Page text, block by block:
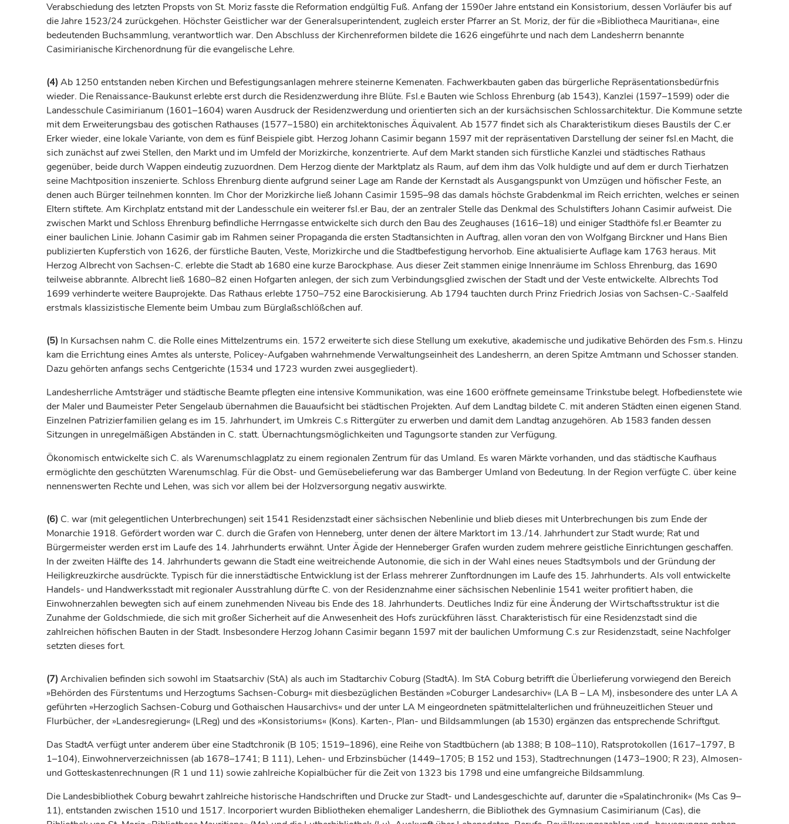
Verabschiedung des letzten Propsts von St. Moriz fasste die Reformation endgültig Fuß. Anfang der 1590er Jahre entstand ein Konsistorium, dessen Vorläufer bis auf
die Jahre 1523/24 zurückgehen. Höchster Geistlicher war der Generalsuperintendent, zugleich erster Pfarrer an St. Moriz, der für die »Bibliotheca Mauritiana«, eine
bedeutenden Buchsammlung, verantwortlich war. Den Abschluss der Kirchenreformen bildete die 1626 eingeführte und nach dem Landesherrn benannte
Casimirianische Kirchenordnung für die evangelische Lehre.
(4) Ab 1250 entstanden neben Kirchen und Befestigungsanlagen mehrere steinerne Kemenaten. Fachwerkbauten gaben das bürgerliche Repräsentationsbedürfnis
wieder. Die Renaissance-Baukunst erlebte erst durch die Residenzwerdung ihre Blüte. Fsl.e Bauten wie Schloss Ehrenburg (ab 1543), Kanzlei (1597–1599) oder die
Landesschule Casimirianum (1601–1604) waren Ausdruck der Residenzwerdung und orientierten sich an der kursächsischen Schlossarchitektur. Die Kommune setzte
mit dem Erweiterungsbau des gotischen Rathauses (1577–1580) ein architektonisches Äquivalent. Ab 1577 findet sich als Charakteristikum dieses Baustils der C.er
Erker wieder, eine lokale Variante, von dem es fünf Beispiele gibt. HerzogJohann Casimir begann 1597 mit der repräsentativen Darstellung der seiner fsl.en Macht, die
sich zunächst auf zwei Stellen, den Markt und im Umfeld der Morizkirche, konzentrierte. Auf dem Markt standen sich fürstliche Kanzlei und städtisches Rathaus
gegenüber, beide durch Wappen eindeutig zuzuordnen. Dem Herzogdiente der Marktplatz als Raum, auf dem ihm das Volk huldigte und auf dem er durch Tierhatzen
seine Machtposition inszenierte. Schloss Ehrenburg diente aufgrund seiner Lage am Rande der Kernstadt als Ausgangspunkt von Umzügen und höfischer Feste, an
denen auch Bürger teilnehmen konnten. Im Chor der Morizkirche ließ Johann Casimir 1595–98 das damals höchste Grabdenkmal im Reich errichten, welches er seinen
Eltern stiftete. Am Kirchplatz entstand mit der Landesschule ein weiterer fsl.er Bau, der an zentraler Stelle das Denkmal des Schulstifters Johann Casimir aufweist. Die
zwischen Markt und Schloss Ehrenburg befindliche Herrngasse entwickelte sich durch den Bau des Zeughauses (1616–18) und einiger Stadthöfe fsl.er Beamter zu
einer baulichen Linie. Johann Casimir gab im Rahmen seiner Propaganda die ersten Stadtansichten in Auftrag, allen voran den von Wolfgang Birckner und Hans Bien
publizierten Kupferstich von 1626, derfürstliche Bauten, Veste, Morizkirche und die Stadtbefestigung hervorhob. Eine aktualisierte Auflage kam 1763 heraus. Mit
HerzogAlbrecht von Sachsen-C. erlebte die Stadt ab 1680 eine kurze Barockphase. Aus dieser Zeit stammen einige Innenräume im Schloss Ehrenburg, das 1690
teilweise abbrannte. Albrecht ließ 1680–82 einen Hofgarten anlegen, der sich zum Verbindungsglied zwischen der Stadt und der Veste entwickelte. Albrechts Tod
1699 verhinderte weitere Bauprojekte. Das Rathaus erlebte 1750–752 eine Barockisierung. Ab 1794 tauchten durch Prinz Friedrich Josias von Sachsen-C.-Saalfeld
erstmals klassizistische Elemente beim Umbau zum Bürglaßschlößchen auf.
(5) In Kursachsen nahm C. die Rolle eines Mittelzentrums ein. 1572 erweiterte sich diese Stellung um exekutive, akademische und judikative Behörden des Fsm.s. Hinzu
kam die Errichtung eines Amtes als unterste, Policey-Aufgaben wahrnehmende Verwaltungseinheit des Landesherrn, an deren Spitze Amtmann und Schosser standen.
Dazu gehörten anfangs sechs Centgerichte (1534 und 1723 wurden zwei ausgegliedert).
Landesherrliche Amtsträger und städtische Beamte pflegten eine intensive Kommunikation, was eine 1600 eröffnete gemeinsame Trinkstube belegt. Hofbedienstete wie
der Maler und Baumeister Peter Sengelaub übernahmen die Bauaufsicht bei städtischen Projekten. Auf dem Landtag bildete C. mit anderen Städten einen eigenen Stand.
Einzelnen Patrizierfamilien gelang es im 15. Jahrhundert, im Umkreis C.s Rittergüter zu erwerben und damit dem Landtag anzugehören. Ab 1583 fanden dessen
Sitzungen in unregelmäßigen Abständen in C. statt. Übernachtungsmöglichkeiten und Tagungsorte standen zur Verfügung.
Ökonomisch entwickelte sich C. als Warenumschlagplatz zu einem regionalen Zentrum für das Umland. Es waren Märkte vorhanden, und das städtische Kaufhaus
ermöglichte den geschützten Warenumschlag. Für die Obst- und Gemüsebelieferung war das Bamberger Umland von Bedeutung. In der Region verfügte C. über keine
nennenswerten Rechte und Lehen, was sich vor allem bei der Holzversorgung negativ auswirkte.
(6) C. war (mit gelegentlichen Unterbrechungen) seit 1541 Residenzstadt einer sächsischen Nebenlinie und blieb dieses mit Unterbrechungen bis zum Ende der
Monarchie 1918. Gefördert worden war C. durch die Grafen von Henneberg, unter denen der ältere Marktort im 13./14. Jahrhundertzur Stadt wurde; Rat und
Bürgermeister werden erst im Laufe des 14. Jahrhunderts erwähnt. Unter Ägide der Henneberger Grafen wurden zudem mehrere geistliche Einrichtungen geschaffen.
In der zweiten Hälfte des 14. Jahrhunderts gewann die Stadt eine weitreichende Autonomie, die sich in der Wahl eines neues Stadtsymbols und der Gründung der
Heiligkreuzkirche ausdrückte. Typisch für die innerstädtische Entwicklung ist der Erlass mehrerer Zunftordnungen im Laufe des 15. Jahrhunderts. Als voll entwickelte
Handels- und Handwerksstadt mit regionaler Ausstrahlung dürfte C. von der Residenznahme einer sächsischen Nebenlinie 1541 weiter profitiert haben, die
Einwohnerzahlen bewegten sich auf einem zunehmenden Niveau bis Ende des 18. Jahrhunderts. Deutliches Indiz für eine Änderung der Wirtschaftsstruktur ist die
Zunahme der Goldschmiede, die sich mit großer Sicherheit auf die Anwesenheit des Hofs zurückführen lässt. Charakteristisch für eine Residenzstadt sind die
zahlreichen höfischen Bauten in der Stadt. Insbesondere HerzogJohann Casimir begann 1597 mit der baulichen Umformung C.s zur Residenzstadt, seine Nachfolger
setzten dieses fort.
(7) Archivalien befinden sich sowohl im Staatsarchiv (StA) als auch im Stadtarchiv Coburg (StadtA). Im StA Coburg betrifft die Überlieferung vorwiegend den Bereich
»Behörden des Fürstentums und Herzogtums Sachsen-Coburg« mit diesbezüglichen Beständen »Coburger Landesarchiv« (LA B – LA M), insbesondere des unter LA A
geführten »Herzoglich Sachsen-Coburg und Gothaischen Hausarchivs« und der unter LA M eingeordneten spätmittelalterlichen und frühneuzeitlichen Steuer und
Flurbücher, der »Landesregierung« (LReg) und des »Konsistoriums« (Kons). Karten-, Plan- und Bildsammlungen (ab 1530) ergänzen das entsprechende Schriftgut.
Das StadtA verfügt unter anderem über eine Stadtchronik (B 105; 1519–1896), eine Reihe von Stadtbüchern (ab 1388; B 108–110), Ratsprotokollen (1617–1797, B
1–104), Einwohnerverzeichnissen (ab 1678–1741; B 111), Lehen- und Erbzinsbücher (1449–1705; B 152 und 153), Stadtrechnungen (1473–1900; R 23), Almosen-
und Gotteskastenrechnungen (R 1 und 11) sowie zahlreiche Kopialbücher für die Zeit von 1323 bis 1798 und eine umfangreiche Bildsammlung.
Die Landesbibliothek Coburg bewahrt zahlreiche historische Handschriften und Drucke zur Stadt- und Landesgeschichte auf, darunter die »Spalatinchronik« (Ms Cas 9–
11), entstanden zwischen 1510 und 1517. Incorporiert wurden Bibliotheken ehemaliger Landesherrn, die Bibliothek des Gymnasium Casimirianum (Cas), die